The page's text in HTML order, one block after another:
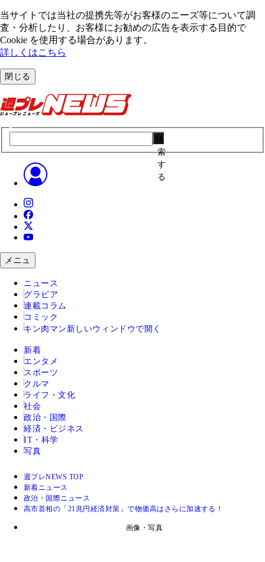
当サイトでは当社の提携先等がお客様のニーズ等について調
査・分析したり、お客様にお勧めの広告を表⽰する⽬的で
Cookie を使⽤する場合があります。
詳しくはこちら
閉じる
索
す
る
メニュ
ニュース
グラビア
連載コラム
コミック
キン肉マン 新しいウィンドウで開く
新着
エンタメ
スポーツ
クルマ
ライフ・文化
社会
政治・国際
経済・ビジネス
IT・科学
写真
週プレNEWS TOP
新着ニュース
政治・国際ニュース
高市首相の「21兆円経済対策」で物価高はさらに加速する！
画像・写真